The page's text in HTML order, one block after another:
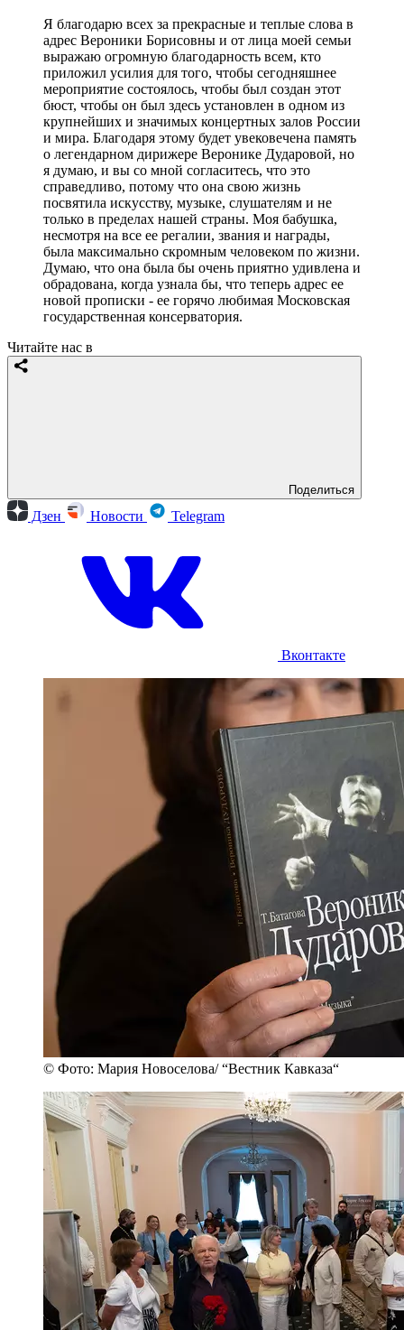
Я благодарю всех за прекрасные и теплые слова в
адрес Вероники Борисовны и от лица моей семьи
выражаю огромную благодарность всем, кто
приложил усилия для того, чтобы сегодняшнее
мероприятие состоялось, чтобы был создан этот
бюст, чтобы он был здесь установлен в одном из
крупнейших и значимых концертных залов России
и мира. Благодаря этому будет увековечена память
о легендарном дирижере Веронике Дударовой, но
я думаю, и вы со мной согласитесь, что это
справедливо, потому что она свою жизнь
посвятила искусству, музыке, слушателям и не
только в пределах нашей страны. Моя бабушка,
несмотря на все ее регалии, звания и награды,
была максимально скромным человеком по жизни.
Думаю, что она была бы очень приятно удивлена и
обрадована, когда узнала бы, что теперь адрес ее
новой прописки - ее горячо любимая Московская
государственная консерватория.
Читайте нас в
Поделиться
Дзен Новости Telegram
Вконтакте
© Фото: Мария Новоселова/ “Вестник Кавказа“